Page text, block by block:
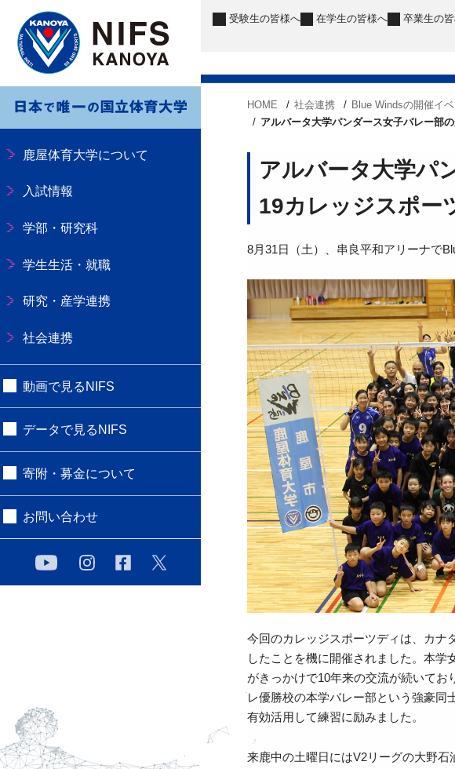
鹿屋体育大学について
入試情報
学部・研究科
学生生活・就職
研究・産学連携
社会連携
動画で見るNIFS
データで見るNIFS
寄附・募金について
お問い合わせ
受験生の皆様へ 在学生の皆様へ 卒業生の
HOME 社会連携
Blue Windsの開催イベ
アルバータ大学パンダース女子バレー部
アルバータ大学パ
19カレッジスポー
8月31日（土）、串良平和アリーナで
今回のカレッジスポーツディは、カナ
したことを機に開催されました。本
がきっかけで10年来の交流が続いて
レ優勝校の本学バレー部という強豪同
有効活用して練習に励みました。
来鹿中の土曜日にはV2リーグの大野